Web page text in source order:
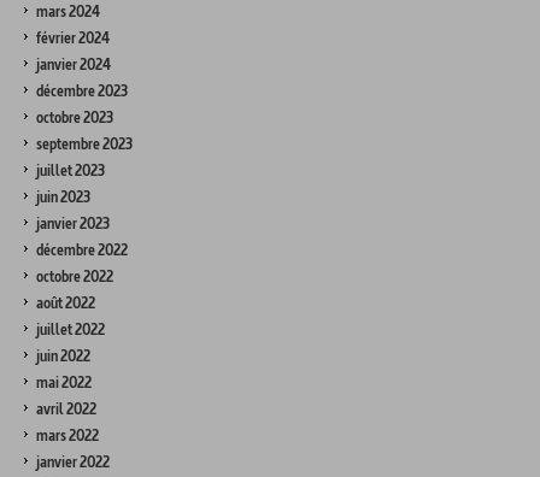
mars 2024
février 2024
janvier 2024
décembre 2023
octobre 2023
septembre 2023
juillet 2023
juin 2023
janvier 2023
décembre 2022
octobre 2022
août 2022
juillet 2022
juin 2022
mai 2022
avril 2022
mars 2022
janvier 2022